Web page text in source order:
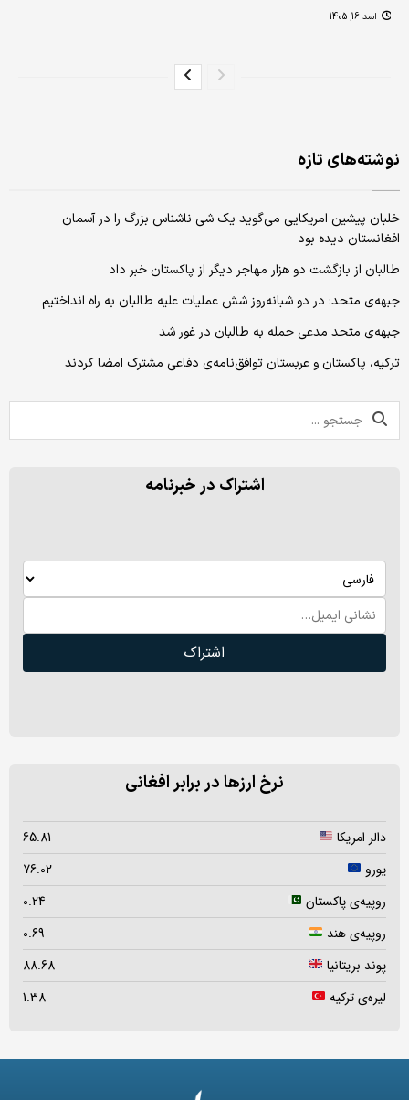
اسد 16, 1405
نوشته‌های تازه
خلبان پیشین امریکایی می‌گوید یک شی ناشناس بزرگ را در آسمان
افغانستان دیده بود
طالبان از بازگشت دو هزار مهاجر دیگر از پاکستان خبر داد
جبهه‌ی متحد: در دو شبانه‌روز شش عملیات علیه طالبان به راه انداختیم
جبهه‌ی متحد مدعی حمله به طالبان در غور شد
ترکیه، پاکستان و عربستان توافق‌نامه‌ی دفاعی مشترک امضا کردند
اشتراک در خبرنامه
اشتراک
نرخ ارزها در برابر افغانی
دالر امریکا
65.81
یورو
76.02
روپیه‌ی پاکستان
0.24
روپیه‌ی هند
0.69
پوند بریتانیا
88.68
لیره‌ی ترکیه
1.38